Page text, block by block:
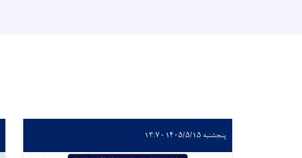
پنجشنبه ۱۴۰۵/۵/۱۵ - ۱۳:۷